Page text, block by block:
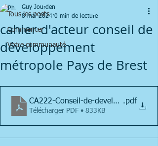
Tous les posts
Commencer
Votre communauté
cahier d'acteur conseil de
développement
métropole Pays de Brest
Guy Jourden
8 mai 2024 0 min de lecture
CA222-Conseil-de-developpement-
.pdf
Télécharger PDF • 833KB